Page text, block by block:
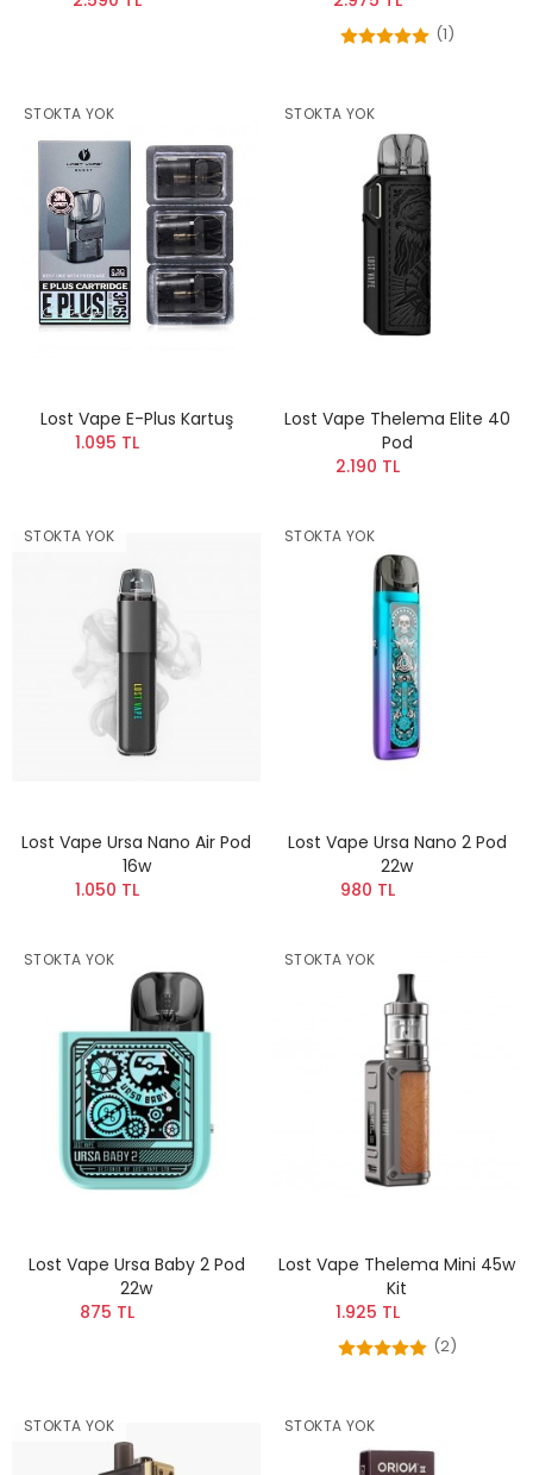
(1)
STOKTA YOK
Lost Vape E-Plus Kartuş
1.095 TL
STOKTA YOK
Lost Vape Thelema Elite 40
Pod
2.190 TL
STOKTA YOK
Lost Vape Ursa Nano Air Pod
16w
1.050 TL
STOKTA YOK
Lost Vape Ursa Nano 2 Pod
22w
980 TL
STOKTA YOK
Lost Vape Ursa Baby 2 Pod
22w
875 TL
STOKTA YOK
Lost Vape Thelema Mini 45w
Kit
1.925 TL
(2)
STOKTA YOK STOKTA YOK